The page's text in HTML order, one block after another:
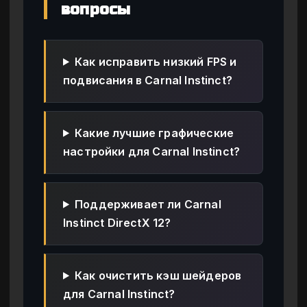
вопросы
Как исправить низкий FPS и
подвисания в Carnal Instinct?
Какие лучшие графические
настройки для Carnal Instinct?
Поддерживает ли Carnal
Instinct DirectX 12?
Как очистить кэш шейдеров
для Carnal Instinct?